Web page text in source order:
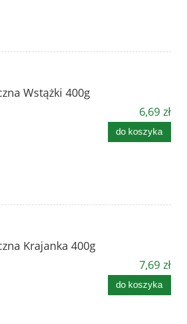
Wstążki 400g
6,69 zł
do koszyka
Krajanka 400g
7,69 zł
do koszyka